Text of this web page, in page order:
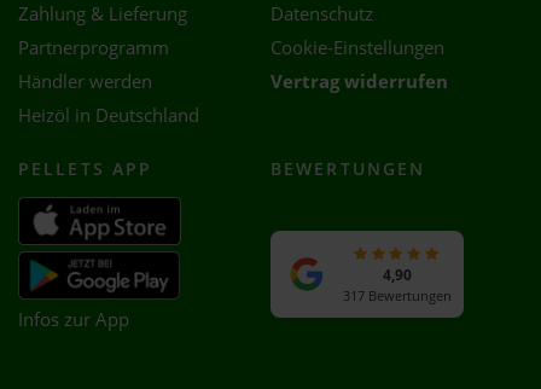
Zahlung & Lieferung
Partnerprogramm
Händler werden
Heizöl in Deutschland
Datenschutz
Cookie-Einstellungen
Vertrag widerrufen
PELLETS APP
Infos zur App
BEWERTUNGEN
4,90
317 Bewertungen